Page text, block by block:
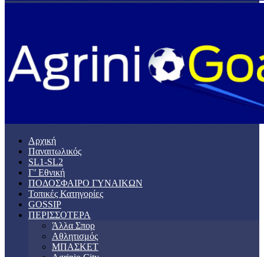
Αρχική
Παναιτωλικός
SL1-SL2
Γ’ Εθνική
ΠΟΔΟΣΦΑΙΡΟ ΓΥΝΑΙΚΩΝ
Τοπικές Κατηγορίες
GOSSIP
ΠΕΡΙΣΣΟΤΕΡΑ
Άλλα Σπορ
Αθλητισμός
ΜΠΑΣΚΕΤ